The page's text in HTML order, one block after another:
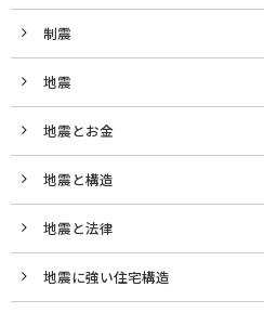
制震
地震
地震とお金
地震と構造
地震と法律
地震に強い住宅構造